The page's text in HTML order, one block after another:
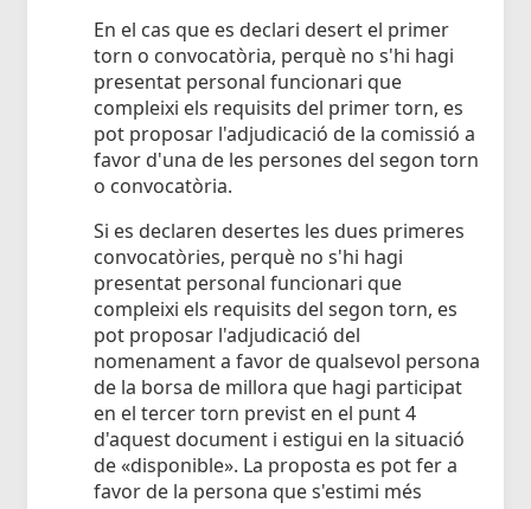
En el cas que es declari desert el primer
torn o convocatòria, perquè no s'hi hagi
presentat personal funcionari que
compleixi els requisits del primer torn, es
pot proposar l'adjudicació de la comissió a
favor d'una de les persones del segon torn
o convocatòria.
Si es declaren desertes les dues primeres
convocatòries, perquè no s'hi hagi
presentat personal funcionari que
compleixi els requisits del segon torn, es
pot proposar l'adjudicació del
nomenament a favor de qualsevol persona
de la borsa de millora que hagi participat
en el tercer torn previst en el punt 4
d'aquest document i estigui en la situació
de «disponible». La proposta es pot fer a
favor de la persona que s'estimi més